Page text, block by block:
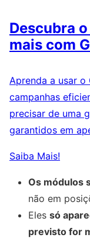
Descubra
mais com
Aprenda a usar o
campanhas
precisar de uma
garantidos em
Saiba Mais!
Os módulos
não em
Eles só
previsto for